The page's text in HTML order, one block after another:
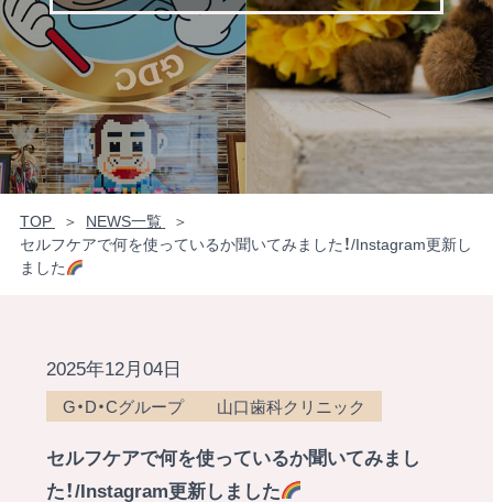
TOP
NEWS一覧
セルフケアで何を使っているか聞いてみました！/Instagram更新し
ました
2025年12月04日
G・D・Cグループ 山口歯科クリニック
セルフケアで何を使っているか聞いてみまし
た！/Instagram更新しました